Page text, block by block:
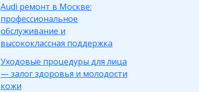
Audi ремонт в Москве:
профессиональное
обслуживание и
высококлассная поддержка
Уходовые процедуры для лица
— залог здоровья и молодости
кожи